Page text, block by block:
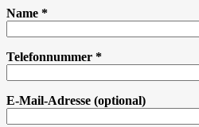
Name *
Telefonnummer *
E-Mail-Adresse (optional)